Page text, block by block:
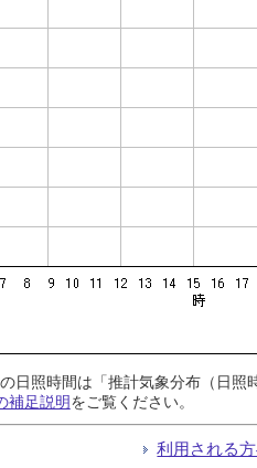
日照時間は「推計気象分布（日
補足説明をご覧ください。
利用される